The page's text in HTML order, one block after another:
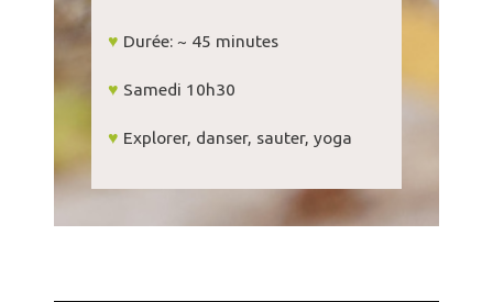
♥ Durée: ~ 45 minutes
♥ Samedi 10h30
♥ Explorer, danser, sauter, yoga